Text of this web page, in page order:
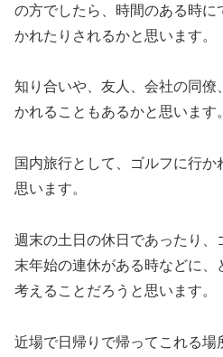
の方でしたら、時間のある時
かれたりされるかと思います。
知り合いや、友人、会社の同
かれることもあるかと思います。
国内旅行として、ゴルフに行か
思います。
週末の土日の休日であったり
末年始の連休がある時などに
考えることだろうと思います。
近場で日帰りで帰ってこれる場